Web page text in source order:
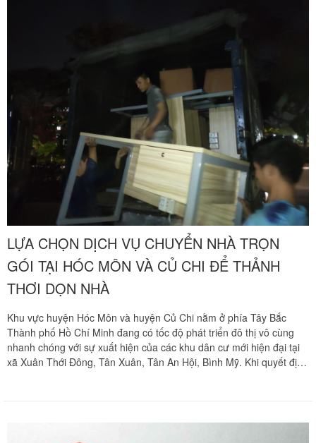
pháp vận tải chuyên nghiệp chính là chìa khóa vàng giúp gia đình
Nguyên mang đến phương án chuyển nhà trọn gói liên tỉnh tối ưu,
giải phóng hoàn toàn sức lao động cho gia đình bạn. Quý khách
hàng cần khảo sát địa hình thực tế và nhận bảng báo giá tốt nhất
hãy gọi ngay hotline hỗ trợ liên tục $24/7$ qua số 0913 371 378
hoặc 0972 366 628 để nhận phản hồi siêu tốc từ đội ngũ Khôi
Nguyên.
LỰA CHỌN DỊCH VỤ CHUYỂN NHÀ TRỌN
GÓI TẠI HÓC MÔN VÀ CỦ CHI ĐỂ THẢNH
THƠI DỌN NHÀ
Khu vực huyện Hóc Môn và huyện Củ Chi nằm ở phía Tây Bắc
Thành phố Hồ Chí Minh đang có tốc độ phát triển đô thị vô cùng
nhanh chóng với sự xuất hiện của các khu dân cư mới hiện đại tại
xã Xuân Thới Đông, Tân Xuân, Tân An Hội, Bình Mỹ. Khi quyết định
mình tháo dỡ, đóng gói và bốc xếp kiệt sức suốt nhiều ngày liền,